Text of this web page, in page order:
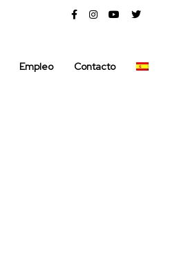
Empleo Contacto